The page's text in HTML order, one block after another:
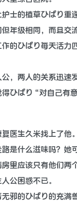
士的植草ひばり重逢
年级相同，而且交
的ひばり每天活力
，两人的关系迅速发
ひばり“对自己有
医生久米找上了他。
是什么滋味吗？她
房里应该只有他们
公困惑不已。
无邪的ひばり的充